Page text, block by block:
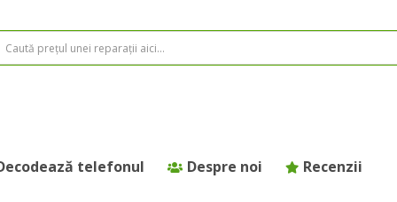
telefonul Despre noi Recenzii